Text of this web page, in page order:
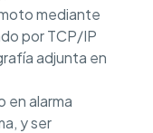
mediante
por TCP/IP
adjunta en
en alarma
y ser